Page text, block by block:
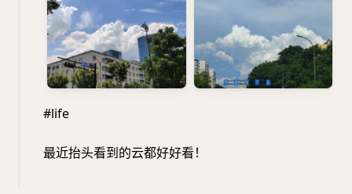
#life
最近抬头看到的云都好好看！